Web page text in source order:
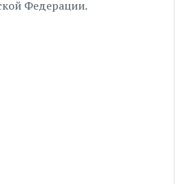
Федерации.